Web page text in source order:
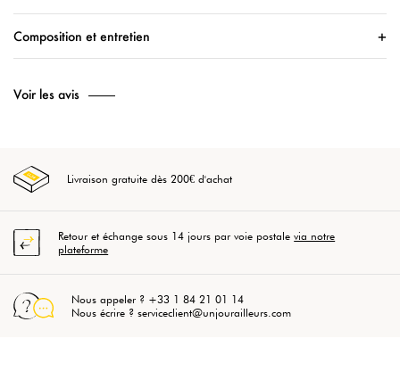
Composition et entretien
Voir les avis
Livraison gratuite dès 200€ d'achat
Retour et échange sous 14 jours par voie postalevia notre
plateforme
Nous appeler ? +33 1 84 21 01 14
Nous écrire ? serviceclient@unjourailleurs.com